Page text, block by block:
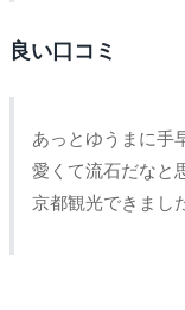
良い口コミ
あっとゆうまに手
愛くて流石だなと
京都観光できまし